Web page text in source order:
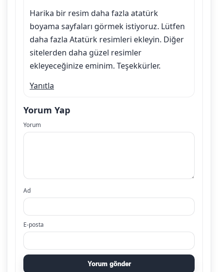
Harika bir resim daha fazla atatürk
boyama sayfaları görmek istiyoruz. Lütfen
daha fazla Atatürk resimleri ekleyin. Diğer
sitelerden daha güzel resimler
ekleyeceğinize eminim. Teşekkürler.
Yanıtla
Yorum Yap
Yorum
Ad
E-posta
Yorum gönder